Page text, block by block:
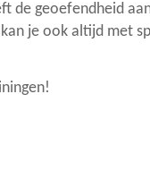
de geoefendheid
je ook altijd met